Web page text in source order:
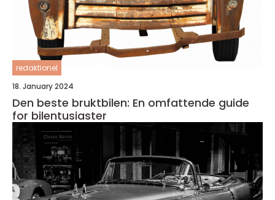
redaktionel
18. January 2024
Den beste bruktbilen: En omfattende guide
for bilentusiaster